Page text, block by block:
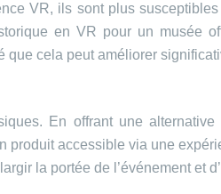
VR, ils sont plus
en VR pour un musée
cela peut améliorer
En offrant une
produit accessible via une
la portée de l’événement et